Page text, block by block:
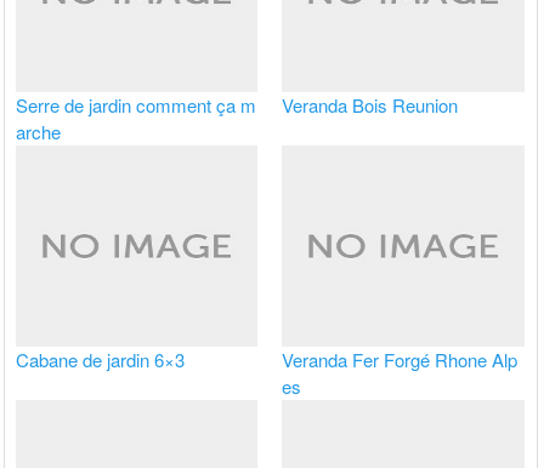
Serre de jardin comment ça m
arche
Veranda Bois Reunion
Cabane de jardin 6×3
Veranda Fer Forgé Rhone Alp
es